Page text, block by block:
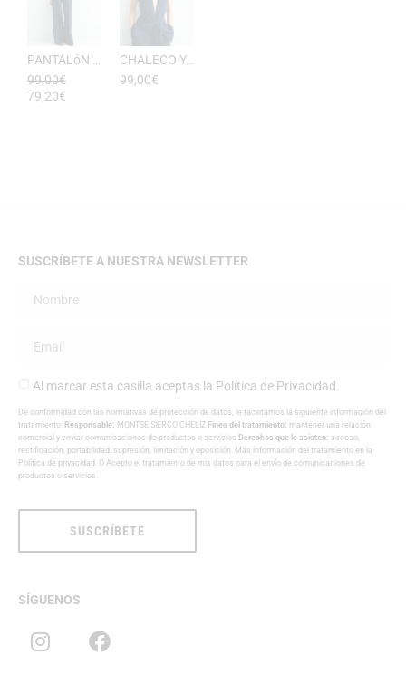
PANTALóN YUKATA MUJER RAYAS DE ESEOESE
99,00€
79,20€
CHALECO YUKATA MUJER DE RAYAS ESEOESE
99,00€
SUSCRÍBETE A NUESTRA NEWSLETTER
Al marcar esta casilla aceptas la Política de Privacidad.
De conformidad con las normativas de protección de datos, le facilitamos la siguiente información del
tratamiento: Responsable: MONTSE SIERCO CHELIZ Fines del tratamiento: mantener una relación
comercial y enviar comunicaciones de productos o servicios Derechos que le asisten: acceso,
rectificación, portabilidad, supresión, limitación y oposición. Más información del tratamiento en la
Política de privacidad . O Acepto el tratamiento de mis datos para el envío de comunicaciones de
productos o servicios.
SUSCRÍBETE
SÍGUENOS